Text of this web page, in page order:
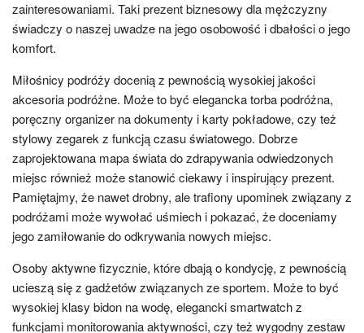
zainteresowaniami. Taki prezent biznesowy dla mężczyzny
świadczy o naszej uwadze na jego osobowość i dbałości o jego
komfort.
Miłośnicy podróży docenią z pewnością wysokiej jakości
akcesoria podróżne. Może to być elegancka torba podróżna,
poręczny organizer na dokumenty i karty pokładowe, czy też
stylowy zegarek z funkcją czasu światowego. Dobrze
zaprojektowana mapa świata do zdrapywania odwiedzonych
miejsc również może stanowić ciekawy i inspirujący prezent.
Pamiętajmy, że nawet drobny, ale trafiony upominek związany z
podróżami może wywołać uśmiech i pokazać, że doceniamy
jego zamiłowanie do odkrywania nowych miejsc.
Osoby aktywne fizycznie, które dbają o kondycję, z pewnością
ucieszą się z gadżetów związanych ze sportem. Może to być
wysokiej klasy bidon na wodę, elegancki smartwatch z
funkcjami monitorowania aktywności, czy też wygodny zestaw